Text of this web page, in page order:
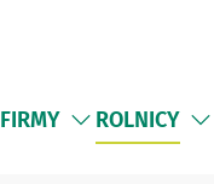
FIRMY ROLNICY